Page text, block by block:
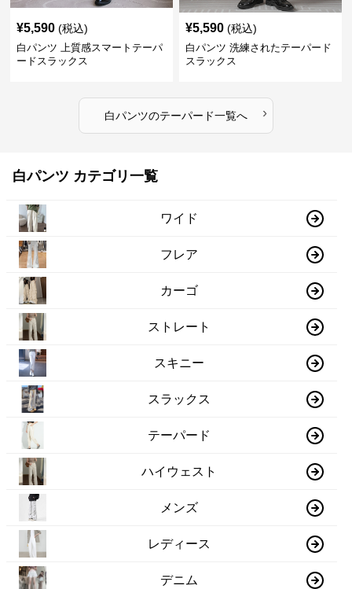
¥5,590 (税込)
白パンツ 上質感スマートテーパ
ードスラックス
¥5,590 (税込)
白パンツ 洗練されたテーパード
スラックス
白パンツのテーパード一覧へ ›
白パンツ カテゴリ一覧
ワイド
フレア
カーゴ
ストレート
スキニー
スラックス
テーパード
ハイウェスト
メンズ
レディース
デニム